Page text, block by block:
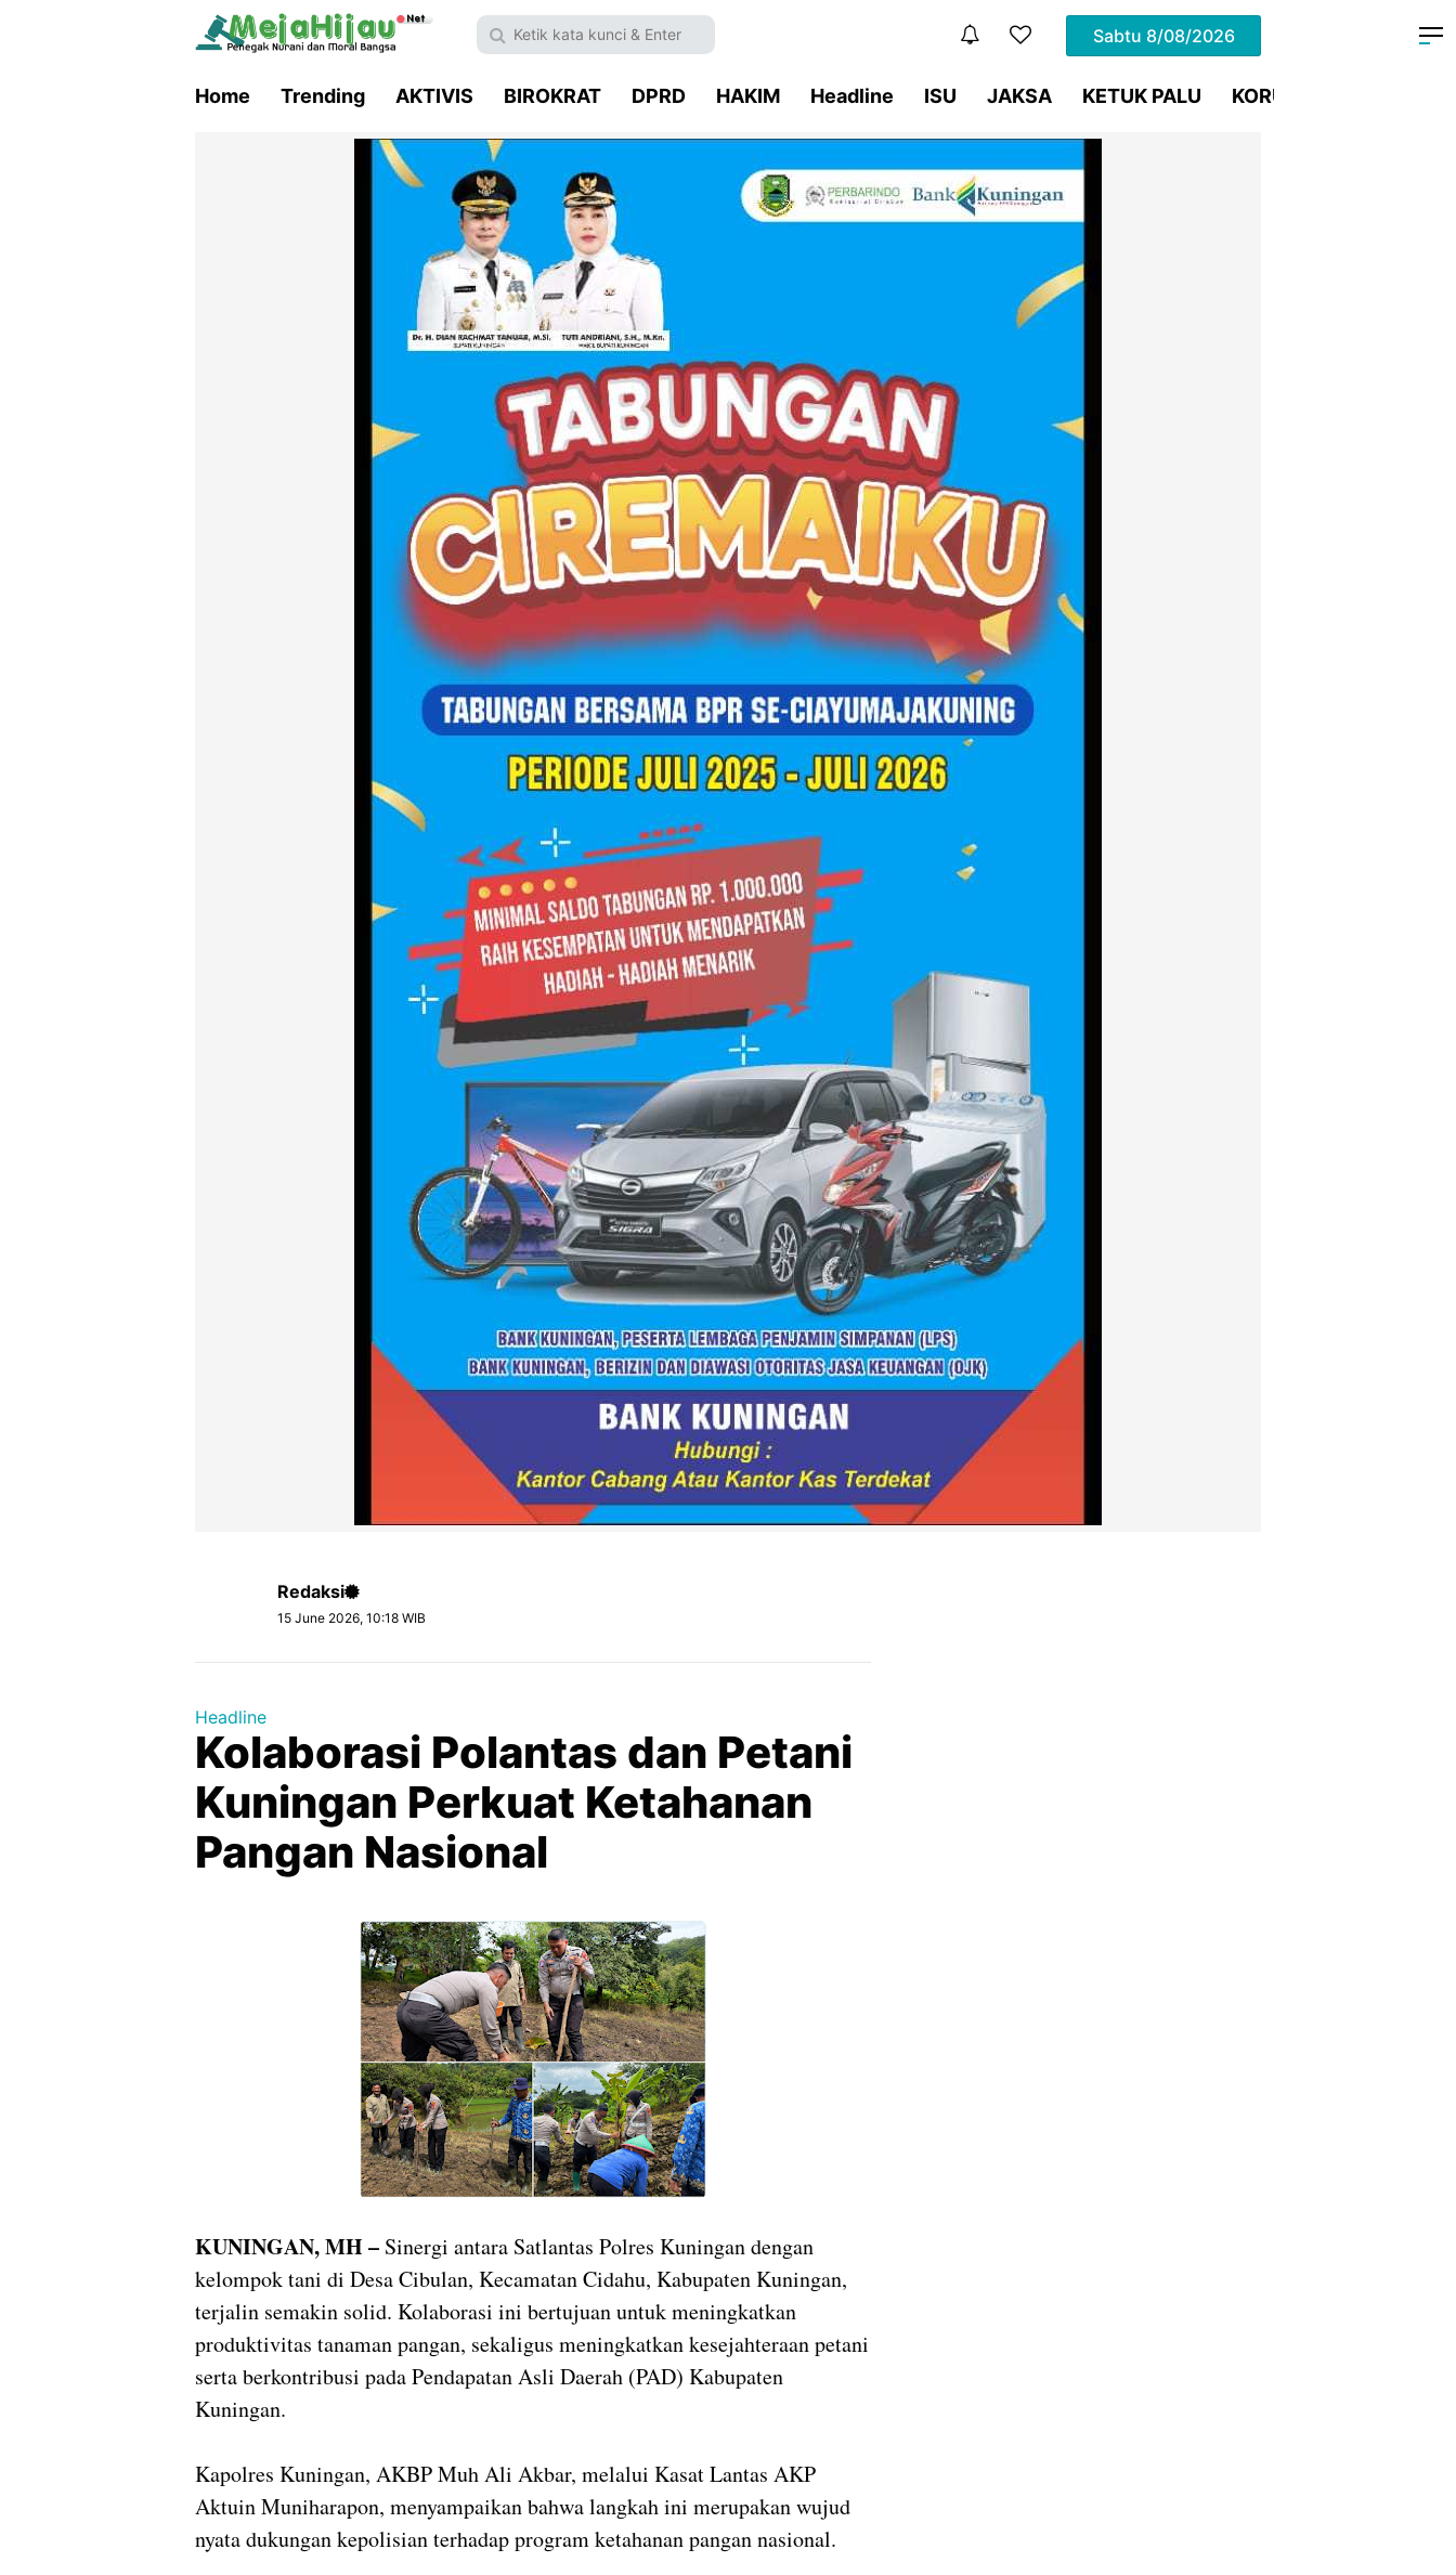
Sabtu 8/08/2026
Home Trending AKTIVIS BIROKRAT DPRD HAKIM Headline ISU JAKSA KETUK PALU KORUPSI
Redaksi
15 June 2026, 10:18 WIB
Headline
Kolaborasi Polantas dan Petani
Kuningan Perkuat Ketahanan
Pangan Nasional
KUNINGAN, MH – Sinergi antara Satlantas Polres Kuningan dengan
kelompok tani di Desa Cibulan, Kecamatan Cidahu, Kabupaten Kuningan,
terjalin semakin solid. Kolaborasi ini bertujuan untuk meningkatkan
produktivitas tanaman pangan, sekaligus meningkatkan kesejahteraan petani
serta berkontribusi pada Pendapatan Asli Daerah (PAD) Kabupaten
Kuningan.
Kapolres Kuningan, AKBP Muh Ali Akbar, melalui Kasat Lantas AKP
Aktuin Muniharapon, menyampaikan bahwa langkah ini merupakan wujud
nyata dukungan kepolisian terhadap program ketahanan pangan nasional.